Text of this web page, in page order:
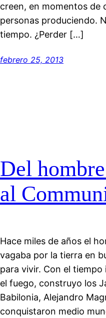
creen, en momentos de
personas produciendo.
tiempo. ¿Perder […]
febrero 25, 2013
Del
al
Hace miles de años el
vagaba por la tierra en
para vivir. Con el
el fuego, construyo los
Babilonia, Alejandro
conquistaron medio